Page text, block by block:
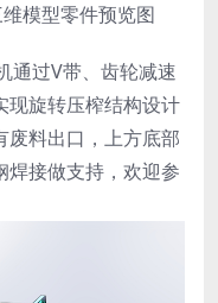
模型零件预览图
通过V带、齿轮减速
现旋转压榨结构设计
废料出口，上方底部
焊接做支持，欢迎参